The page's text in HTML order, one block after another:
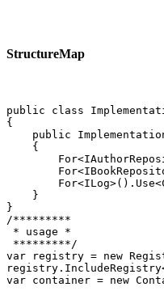
StructureMap
public class
{
public
    {
    }
}
/*********
* usage *
*********/
var registry = new
var container = new